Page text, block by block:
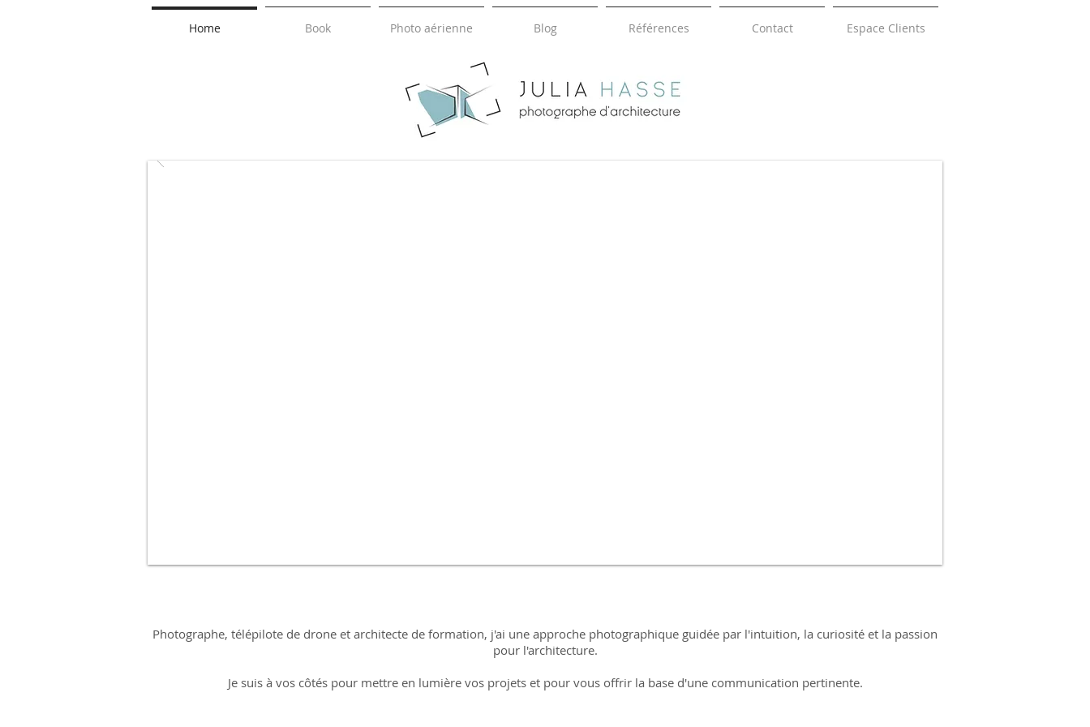
Home Book Photo aérienne Blog Références Contact Espace Clients
JULIA
photographie d'architecture
Photographe, télépilote de drone et architecte de formation, j'ai une approche photographique guidée par l'intuition, la curiosité et la passion
pour l'architecture.
Je suis à vos côtés pour mettre en lumière vos projets et pour vous offrir la base d'une communication pertinente.